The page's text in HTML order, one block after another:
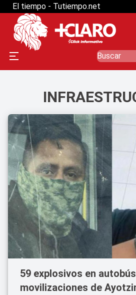
El tiempo - Tutiempo.net
59 explosivos en
movilizaciones de